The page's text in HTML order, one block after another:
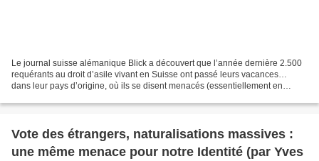
Le journal suisse alémanique Blick a découvert que l’année dernière 2.500
requérants au droit d’asile vivant en Suisse ont passé leurs vacances…
dans leur pays d’origine, où ils se disent menacés (essentiellement en
Vote des étrangers, naturalisations massives :
une même menace pour notre Identité (par Yves